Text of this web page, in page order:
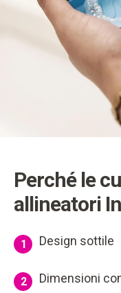
Perché le
allineatori
1 Design sottile
2 Dimensioni